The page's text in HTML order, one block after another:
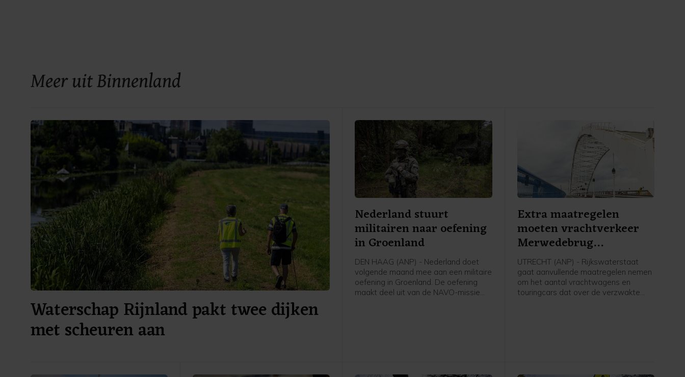
Meer uit Binnenland
Waterschap Rijnland pakt twee dijken
met scheuren aan
Nederland stuurt
militairen naar oefening
in Groenland
DEN HAAG (ANP) - Nederland doet
volgende maand mee aan een militaire
oefening in Groenland. De oefening
maakt deel uit van de NAVO-missie
Extra maatregelen
moeten vrachtverkeer
Merwedebrug
terugdringen
UTRECHT (ANP) - Rijkswaterstaat
gaat aanvullende maatregelen nemen
om het aantal vrachtwagens en
touringcars dat over de verzwakte